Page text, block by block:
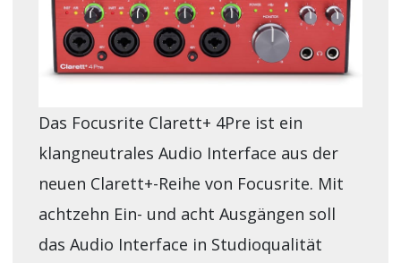
Das Focusrite Clarett+ 4Pre ist ein
klangneutrales Audio Interface aus der
neuen Clarett+-Reihe von Focusrite. Mit
achtzehn Ein- und acht Ausgängen soll
das Audio Interface in Studioqualität